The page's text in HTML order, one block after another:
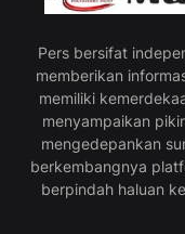
Pers bersifat
memberikan
memiliki
menyampaikan
mengedepankan
berkembangnya
berpindah haluan